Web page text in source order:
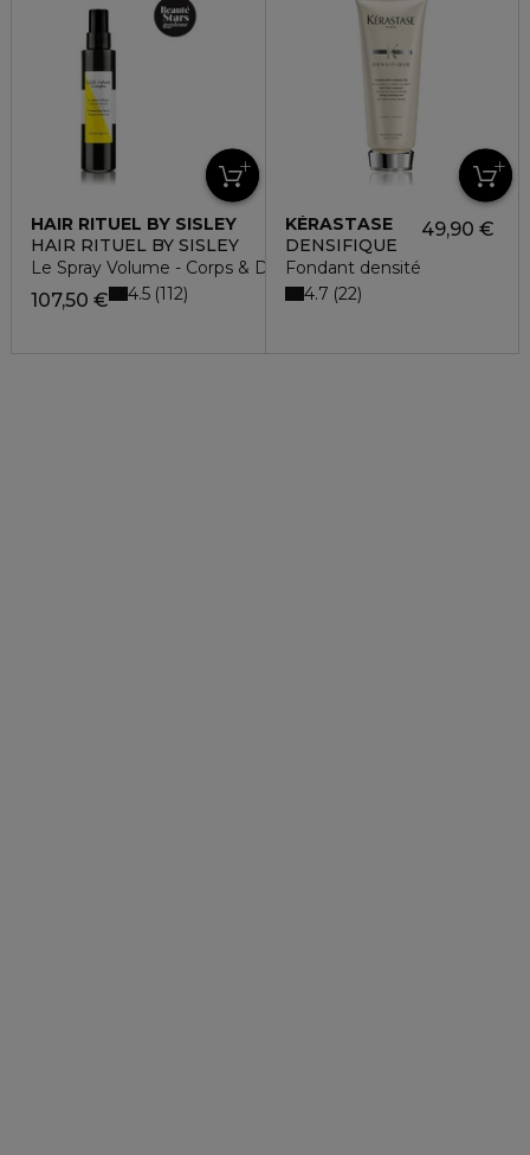
HAIR RITUEL BY SISLEY
HAIR RITUEL BY SISLEY
Le Spray Volume - Corps & Densité
107,50 € 4.5 112
KÉRASTASE
DENSIFIQUE
Fondant densité
49,90 €
4.7 22